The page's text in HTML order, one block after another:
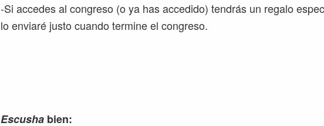
-Si accedes al congreso (o ya has accedido) tendrás un regalo
lo enviaré justo cuando termine el congreso.
Escusha bien: